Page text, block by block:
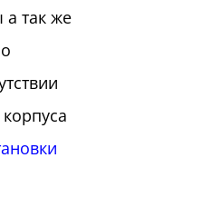
а так же